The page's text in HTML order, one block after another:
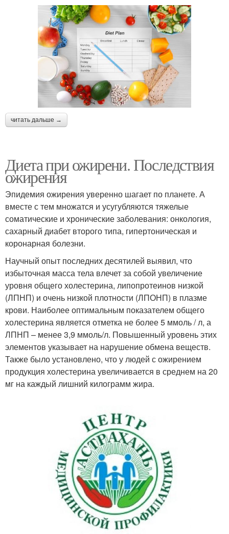
читать дальше →
Диета при ожирени. Последствия
ожирения
Эпидемия ожирения уверенно шагает по планете. А
вместе с тем множатся и усугубляются тяжелые
соматические и хронические заболевания: онкология,
сахарный диабет второго типа, гипертоническая и
коронарная болезни.
Научный опыт последних десятилей выявил, что
избыточная масса тела влечет за собой увеличение
уровня общего холестерина, липопротеинов низкой
(ЛПНП) и очень низкой плотности (ЛПОНП) в плазме
крови. Наиболее оптимальным показателем общего
холестерина является отметка не более 5 ммоль / л, а
ЛПНП – менее 3,9 ммоль/л. Повышенный уровень этих
элементов указывает на нарушение обмена веществ.
Также было установлено, что у людей с ожирением
продукция холестерина увеличивается в среднем на 20
мг на каждый лишний килограмм жира.